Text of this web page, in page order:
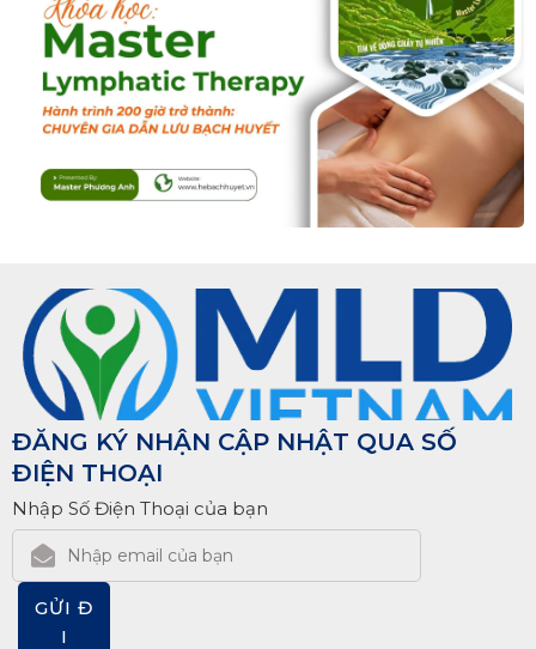
ĐĂNG KÝ NHẬN CẬP NHẬT QUA SỐ
ĐIỆN THOẠI
Nhập Số Điện Thoại của bạn
GỬI Đ
I